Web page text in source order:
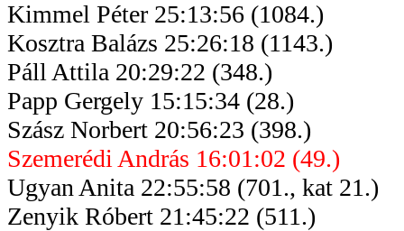
Kimmel Péter 25:13:56 (1084.)
Kosztra Balázs 25:26:18 (1143.)
Páll Attila 20:29:22 (348.)
Papp Gergely 15:15:34 (28.)
Szász Norbert 20:56:23 (398.)
Szemerédi András 16:01:02 (49.)
Ugyan Anita 22:55:58 (701., kat 21.)
Zenyik Róbert 21:45:22 (511.)